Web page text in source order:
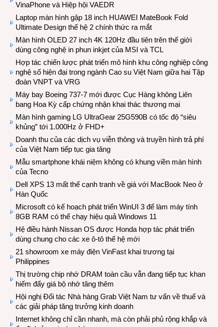
VinaPhone và Hiệp hội VAEDR
Laptop màn hình gập 18 inch HUAWEI MateBook Fold
Ultimate Design thế hệ 2 chính thức ra mắt
Màn hình OLED 27 inch 4K 120Hz đầu tiên trên thế giới
dùng công nghệ in phun inkjet của MSI và TCL
Hợp tác chiến lược phát triển mô hình khu công nghiệp công
nghệ số hiện đại trong ngành Cao su Việt Nam giữa hai Tập
đoàn VNPT và VRG
Máy bay Boeing 737-7 mới được Cục Hàng không Liên
bang Hoa Kỳ cấp chứng nhận khai thác thương mại
Màn hình gaming LG UltraGear 25G590B có tốc độ “siêu
khủng” tới 1.000Hz ở FHD+
Doanh thu của các dịch vụ viễn thông và truyền hình trả phí
của Việt Nam tiếp tục gia tăng
Mẫu smartphone khái niệm không có khung viền màn hình
của Tecno
Dell XPS 13 mất thế cạnh tranh về giá với MacBook Neo ở
Hàn Quốc
Microsoft có kế hoạch phát triển WinUI 3 để làm máy tính
8GB RAM có thể chạy hiệu quả Windows 11
Hệ điều hành Nissan OS được Honda hợp tác phát triển
dùng chung cho các xe ô-tô thế hệ mới
21 showroom xe máy điện VinFast khai trương tại
Philippines
Thị trường chip nhớ DRAM toàn cầu vẫn đang tiếp tục khan
hiếm đẩy giá bộ nhớ tăng thêm
Hội nghị Đối tác Nhà hàng Grab Việt Nam tư vấn về thuế và
các giải pháp tăng trưởng kinh doanh
Internet không chỉ cần nhanh, mà còn phải phủ rộng khắp và